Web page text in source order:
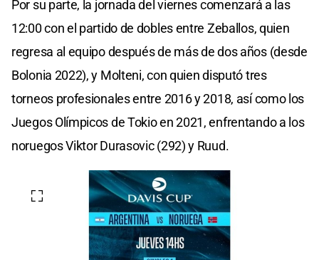
Por su parte, la jornada del viernes comenzará a las
12:00 con el partido de dobles entre Zeballos, quien
regresa al equipo después de más de dos años (desde
Bolonia 2022), y Molteni, con quien disputó tres
torneos profesionales entre 2016 y 2018, así como los
Juegos Olímpicos de Tokio en 2021, enfrentando a los
noruegos Viktor Durasovic (292) y Ruud.